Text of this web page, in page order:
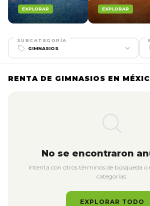
EXPLORAR EXPLORAR
SUBCATEGORÍA
RENTA DE GIMNASIOS EN
No se encontraron
Intenta con otros términos de búsqueda o
categorías.
EXPLORAR TODO